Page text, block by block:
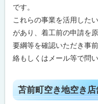
り
助
成
事
業
と
は
苫
前
町
です。
これらの事業を活用した
があり、着工前の申請を
要綱等を確認いただき事
絡もしくはメール等で問
ト
ッ
苫前町空き地空き